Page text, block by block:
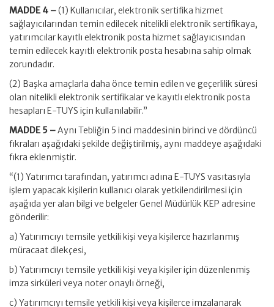
MADDE 4 –(1) Kullanıcılar, elektronik sertifika hizmet
sağlayıcılarından temin edilecek nitelikli elektronik sertifikaya,
yatırımcılar kayıtlı elektronik posta hizmet sağlayıcısından
temin edilecek kayıtlı elektronik posta hesabına sahip olmak
zorundadır.
(2) Başka amaçlarla daha önce temin edilen ve geçerlilik süresi
olan nitelikli elektronik sertifikalar ve kayıtlı elektronik posta
hesapları E-TUYS için kullanılabilir.”
MADDE 5 –Aynı Tebliğin 5 inci maddesinin birinci ve dördüncü
fıkraları aşağıdaki şekilde değiştirilmiş, aynı maddeye aşağıdaki
fıkra eklenmiştir.
“(1) Yatırımcı tarafından, yatırımcı adına E-TUYS vasıtasıyla
işlem yapacak kişilerin kullanıcı olarak yetkilendirilmesi için
aşağıda yer alan bilgi ve belgeler Genel Müdürlük KEP adresine
gönderilir:
a) Yatırımcıyı temsile yetkili kişi veya kişilerce hazırlanmış
müracaat dilekçesi,
b) Yatırımcıyı temsile yetkili kişi veya kişiler için düzenlenmiş
imza sirküleri veya noter onaylı örneği,
c) Yatırımcıyı temsile yetkili kişi veya kişilerce imzalanarak